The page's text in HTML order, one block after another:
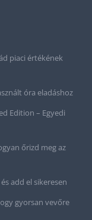
piaci értékének
óra eladáshoz
Edition – Egyedi
őrizd meg az
add el sikeresen
gyorsan vevőre